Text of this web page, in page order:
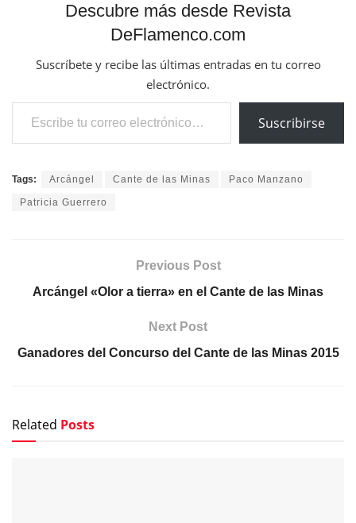
Descubre más desde Revista
DeFlamenco.com
Suscríbete y recibe las últimas entradas en tu correo
electrónico.
Escribe tu correo electrónico…
Suscribirse
Tags: Arcángel Cante de las Minas Paco Manzano
Patricia Guerrero
Previous Post
Arcángel «Olor a tierra» en el Cante de las Minas
Next Post
Ganadores del Concurso del Cante de las Minas 2015
Related Posts